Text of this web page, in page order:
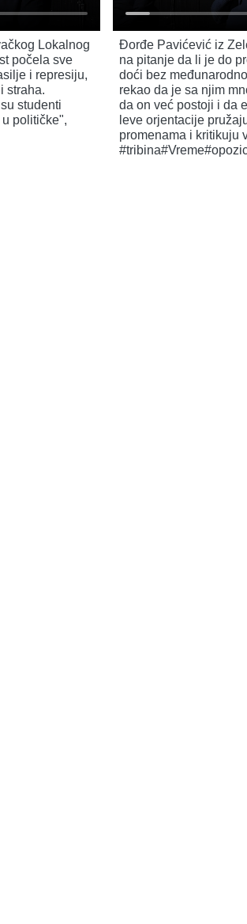
Lokalnog
počela sve
i represiju,
straha.
studenti
političke",
Đorđe Pavićević iz
na pitanje da li je do
doći bez
rekao da je sa njim
da on već postoji i da
leve orjentacije
promenama i kritikuju